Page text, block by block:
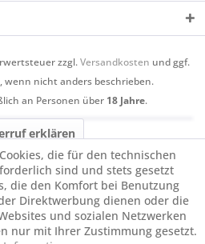
zzgl.Versandkosten und ggf.
wenn nicht anders beschrieben.
an Personen über 18 Jahre.
erklären
die für den technischen
sind und stets gesetzt
die den Komfort bei Benutzung
Direktwerbung dienen oder die
und sozialen Netzwerken
nur mit Ihrer Zustimmung gesetzt.